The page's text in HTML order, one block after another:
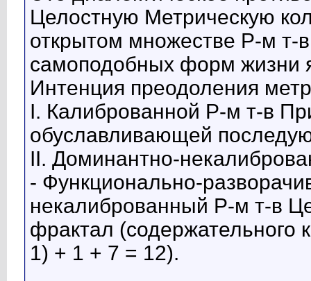
Целостную Метрическую
открытом множестве Р-м т-
самоподобных форм жизни
Интенция преодоления
I. Калиброванной Р-м т-в
обуславливающей
II. Доминантно-
- Функционально-
некалиброванный Р-м т-в
фрактал (содержательного
1) + 1 + 7 = 12).